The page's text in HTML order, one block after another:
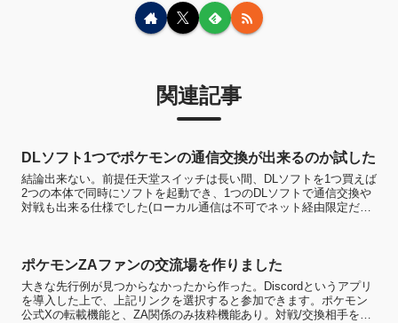
関連記事
DLソフト1つでポケモンの通信交換が出来るのか試した
結論出来ない。前提任天堂スイッチは長い間、DLソフトを1つ買えば
2つの本体で同時にソフトを起動でき、1つのDLソフトで通信交換や
対戦も出来る仕様でした(ローカル通信は不可でネット経由限定だっ
ポケモンZAファンの交流場を作りました
大きな先行例が見つからなかったから作った。Discordというアプリ
を導入した上で、上記リンクを選択すると参加できます。ポケモン
公式Xの転載機能と、ZA関係のみ抜粋機能あり。対戦/交換相手を簡